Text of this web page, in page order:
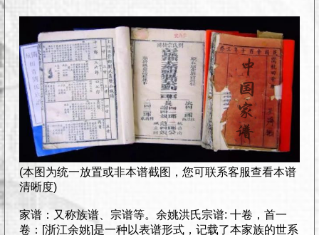
(本图为统一放置或非本谱截图，您可联系客服查看本谱
清晰度)
家谱：又称族谱、宗谱等。余姚洪氏宗谱: 十卷，首一
卷：[浙江余姚]是一种以表谱形式，记载了本家族的世系